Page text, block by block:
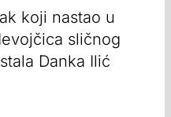
koji nastao u
sličnog
Danka Ilić